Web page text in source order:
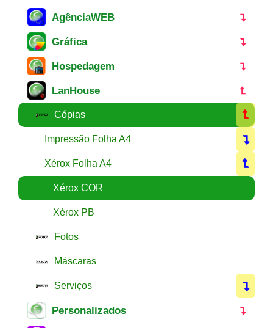
AgênciaWEB
Gráfica
Hospedagem
LanHouse
Cópias
Impressão Folha A4
Xérox Folha A4
Xérox COR
Xérox PB
Fotos
Máscaras
Serviços
Personalizados